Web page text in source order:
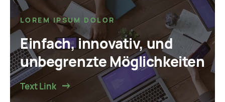
LOREM IPSUM DOLOR
Einfach, innovativ, und
unbegrenzte Möglichkeiten
Text Link